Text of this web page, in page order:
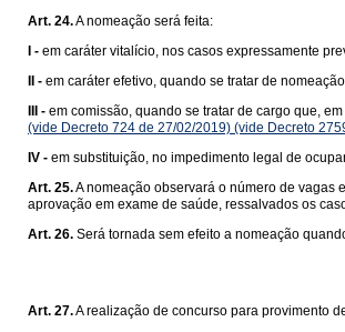
Art. 24.A nomeação será feita:
I - em caráter vitalício, nos casos expressamente
II - em caráter efetivo, quando se tratar de
III - em comissão, quando se tratar de cargo que,
(vide Decreto 724 de 27/02/2019) (vide Decreto
IV - em substituição, no impedimento legal de
Art. 25.A nomeação observará o número de vagas
aprovação em exame de saúde, ressalvados os
Art. 26. Será tornada sem efeito a nomeação
Art. 27.A realização de concurso para provimento